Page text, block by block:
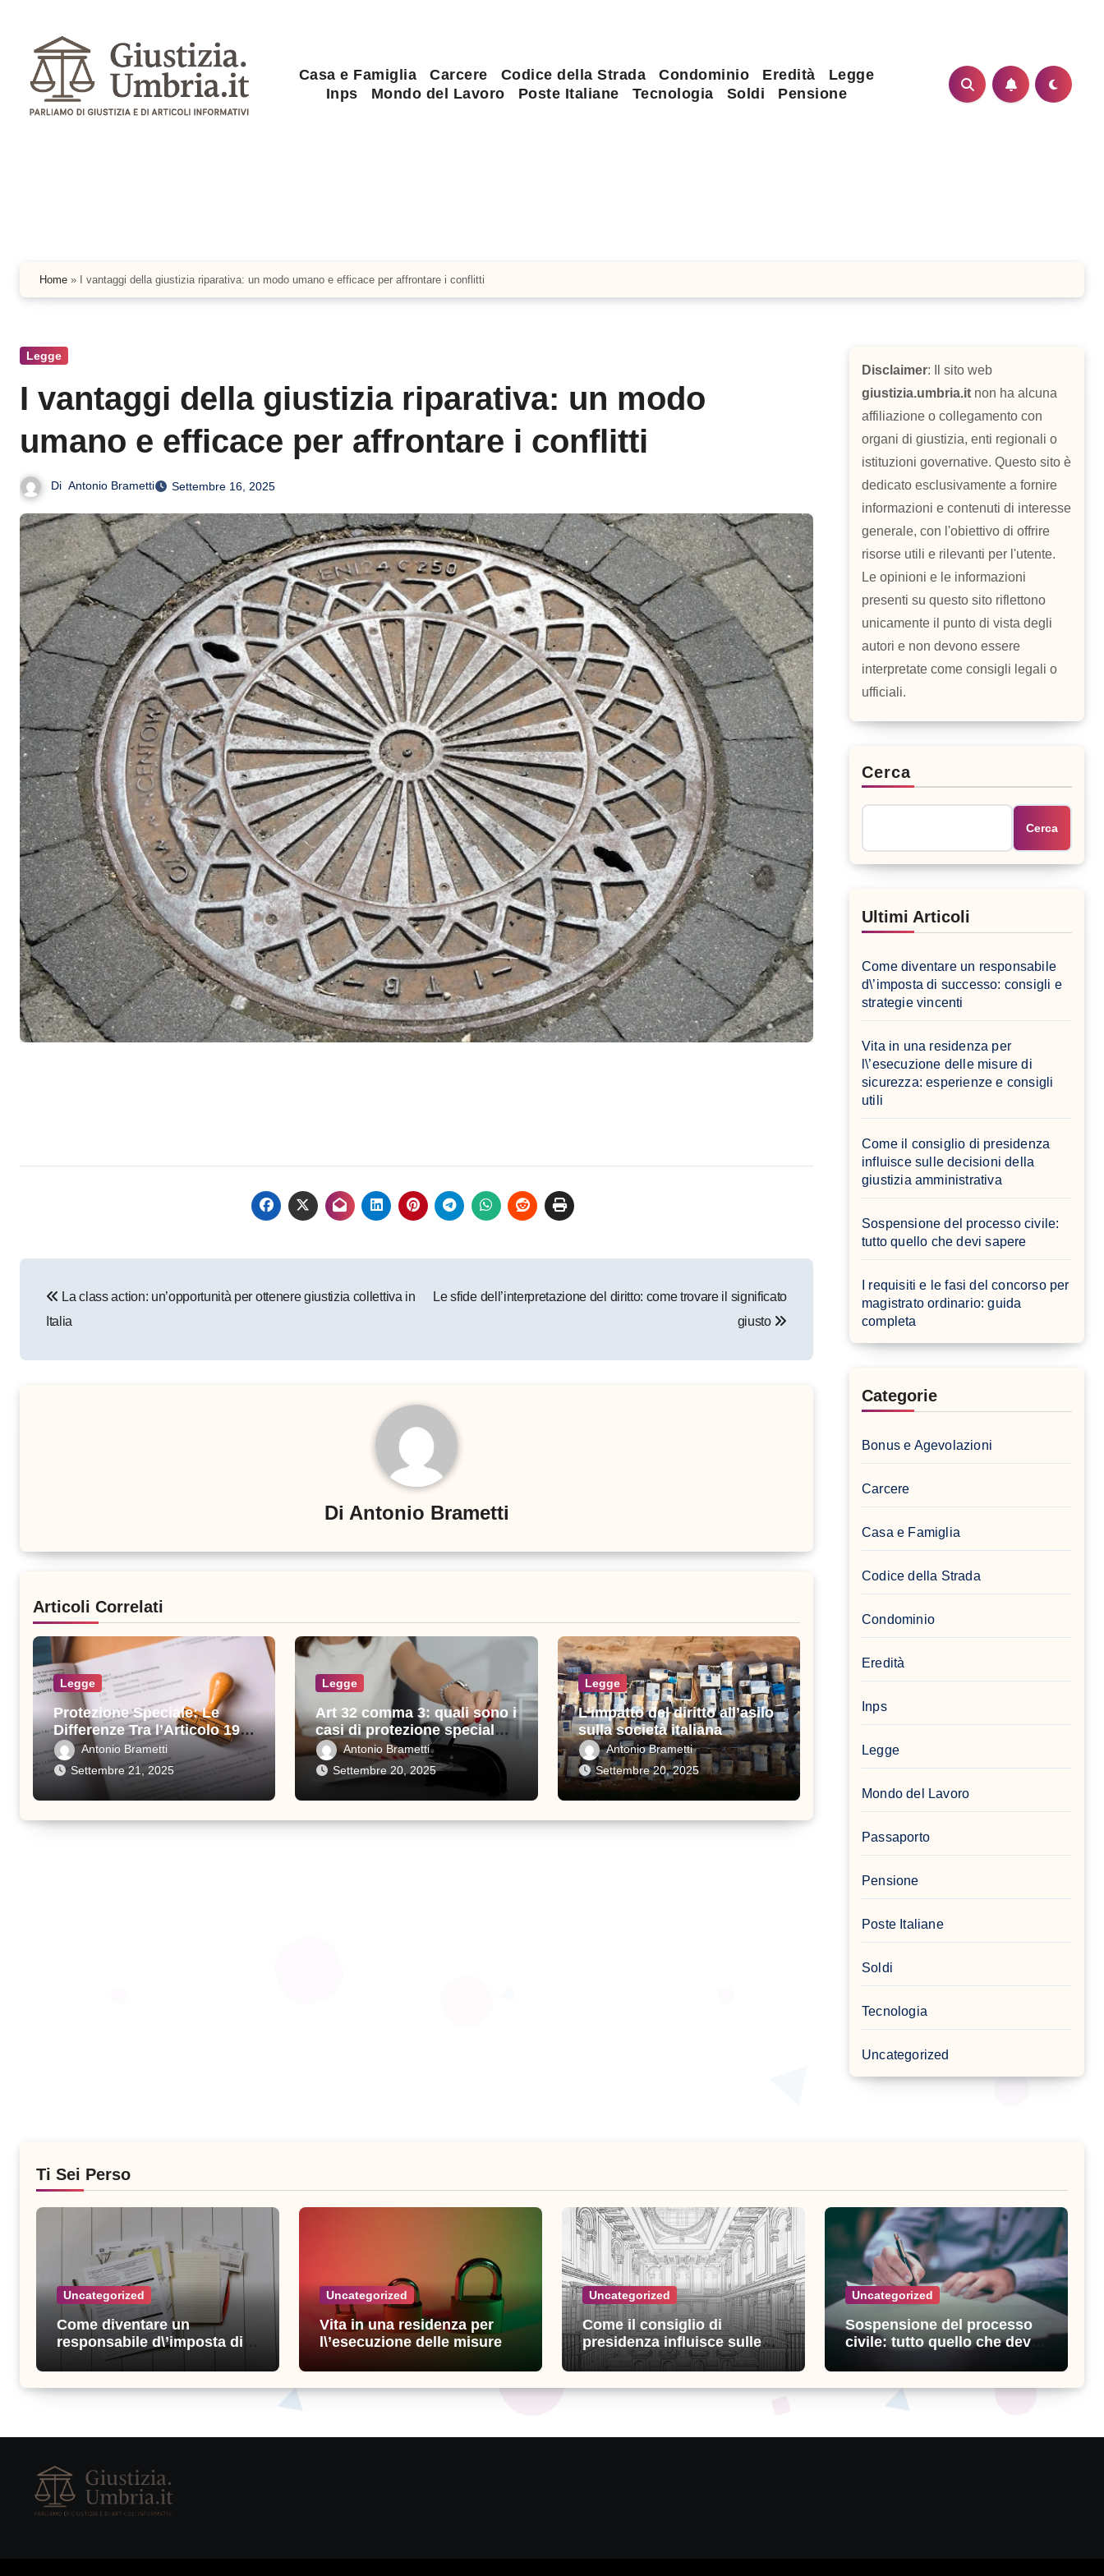
contenuto
Casa e Famiglia Carcere Codice della Strada Condominio Eredità
Legge
Inps
Mondo del Lavoro Poste Italiane Tecnologia Soldi Pensione
Home » I vantaggi della giustizia riparativa: un modo umano e efficace per affrontare i conflitti
Legge
I vantaggi della giustizia riparativa: un modo
umano e efficace per affrontare i conflitti
Di Antonio Brametti Settembre 16, 2025
articoli
La class action: un’opportunità per ottenere giustizia collettiva in
Italia
Le sfide dell’interpretazione del diritto: come trovare il significato
giusto
Di Antonio Brametti
Articoli Correlati
Legge
Protezione Speciale: Le
Differenze Tra l’Articolo 19 e
l’Articolo 32
Antonio Brametti
Settembre 21, 2025
Legge
Art 32 comma 3: quali sono i
casi di protezione speciale
previstiAntonio Brametti
Settembre 20, 2025
Legge
L’impatto del diritto all’asilo
sulla società italiana
Antonio Brametti
Settembre 20, 2025
Disclaimer: Il sito web
giustizia.umbria.it non ha alcuna
affiliazione o collegamento con
organi di giustizia, enti regionali o
istituzioni governative. Questo sito è
dedicato esclusivamente a fornire
informazioni e contenuti di interesse
generale, con l'obiettivo di offrire
risorse utili e rilevanti per l'utente.
Le opinioni e le informazioni
presenti su questo sito riflettono
unicamente il punto di vista degli
autori e non devono essere
interpretate come consigli legali o
ufficiali.
Cerca
Cerca
Ultimi Articoli
Come diventare un responsabile
d\’imposta di successo: consigli e
strategie vincenti
Vita in una residenza per
l\’esecuzione delle misure di
sicurezza: esperienze e consigli
utili
Come il consiglio di presidenza
influisce sulle decisioni della
giustizia amministrativa
Sospensione del processo civile:
tutto quello che devi sapere
I requisiti e le fasi del concorso per
magistrato ordinario: guida
completa
Categorie
Bonus e Agevolazioni
Carcere
Casa e Famiglia
Codice della Strada
Condominio
Eredità
Inps
Legge
Mondo del Lavoro
Passaporto
Pensione
Poste Italiane
Soldi
Tecnologia
Uncategorized
Ti Sei Perso
Uncategorized
Come diventare un
responsabile d\’imposta di
successo: consigli e
strategie vincenti
Uncategorized
Vita in una residenza per
l\’esecuzione delle misure di
consigli utili
Uncategorized
Come il consiglio di
presidenza influisce sulle
decisioni della giustizia
amministrativa
Uncategorized
Sospensione del processo
civile: tutto quello che devi